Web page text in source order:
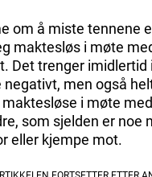
om å miste tennene
maktesløs i møte
Det trenger
negativt, men også
i møte
som sjelden er noe
eller kjempe mot.